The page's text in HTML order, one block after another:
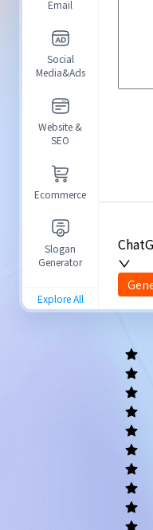
Email
Social
Media&Ads
Website &
SEO
Ecommerce
Slogan
Generator
General
Explore All